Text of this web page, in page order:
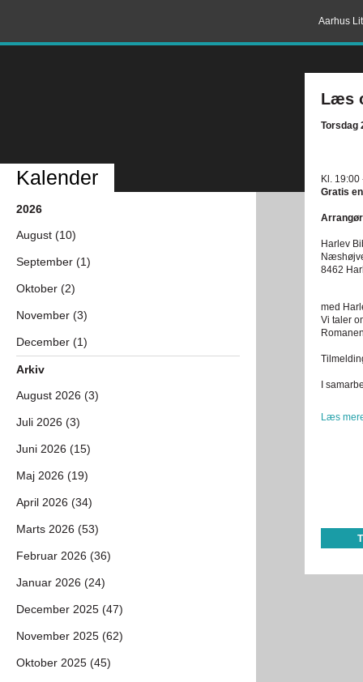
Aarhus
Læs
Torsdag
Kl. 19:00
Gratis
Harlev
8462
med
Vi taler
I
Læs
Kalender
2026
August (10)
September (1)
Oktober (2)
November (3)
December (1)
Arkiv
August 2026 (3)
Juli 2026 (3)
Juni 2026 (15)
Maj 2026 (19)
April 2026 (34)
Marts 2026 (53)
Februar 2026 (36)
Januar 2026 (24)
December 2025 (47)
November 2025 (62)
Oktober 2025 (45)